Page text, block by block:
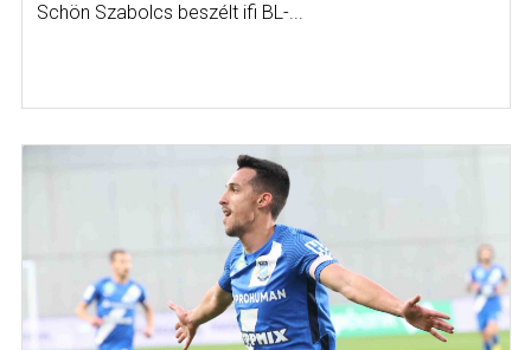
Schön Szabolcs beszélt ifi BL-...